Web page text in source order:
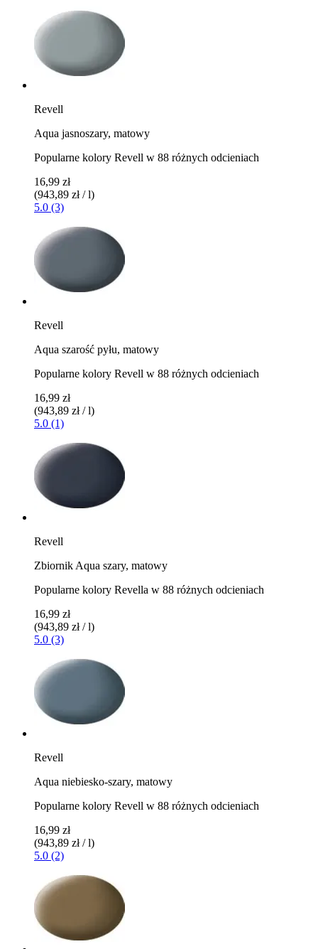
Revell
Aqua jasnoszary, matowy
Popularne kolory Revell w 88 różnych odcieniach
16,99 zł
(943,89 zł / l)
5.0 (3)
Revell
Aqua szarość pyłu, matowy
Popularne kolory Revell w 88 różnych odcieniach
16,99 zł
(943,89 zł / l)
5.0 (1)
Revell
Zbiornik Aqua szary, matowy
Popularne kolory Revella w 88 różnych odcieniach
16,99 zł
(943,89 zł / l)
5.0 (3)
Revell
Aqua niebiesko-szary, matowy
Popularne kolory Revell w 88 różnych odcieniach
16,99 zł
(943,89 zł / l)
5.0 (2)